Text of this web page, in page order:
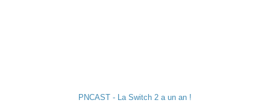
PNCAST - La Switch 2 a un an !